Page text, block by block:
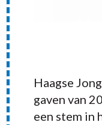
Haagse
gaven van
een stem in